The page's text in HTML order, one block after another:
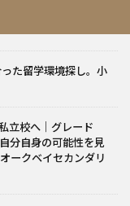
た留学環境探し。小
立校へ｜グレード
分自身の可能性を見
ークベイセカンダリ